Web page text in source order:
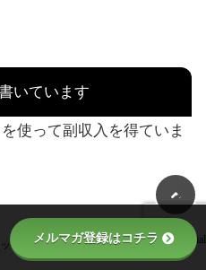
いています
使って副収入を得ていま
プ フォロー
Blog Class Special
メルマガ登録はコチラ